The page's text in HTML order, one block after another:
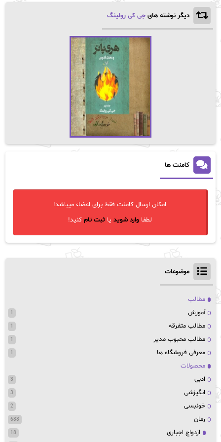
دیگر نوشته های جی کی رولینگ
کامنت ها
امکان ارسال کامنت فقط برای اعضاء میباشد!
لطفاوارد شوید یاثبت نام کنید!
موضوعات
مطالب
آموزش
1
مطالب متفرقه 1
مطالب محبوب مدیر 1
معرفی فروشگاه ها 1
محصولات
ادبی
3
انگیزشی 3
خونبسی 2
رمان 688
ازدواج اجباری 18